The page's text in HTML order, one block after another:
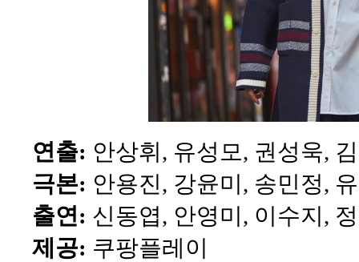
연출: 안상휘, 유성모, 권성욱,
극본: 안용진, 강윤미, 송민정,
출연: 신동엽, 안영미, 이수지,
제공: 쿠팡플레이